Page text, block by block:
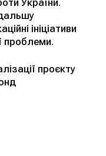
ініціативи
проблеми.
проєкту